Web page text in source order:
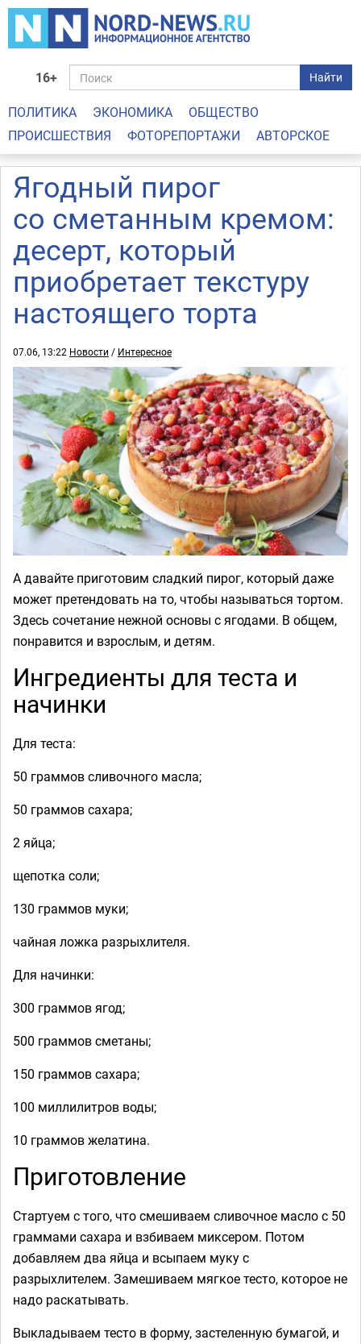
16+ Найти
ПОЛИТИКА ЭКОНОМИКА
ОБЩЕСТВО
ПРОИСШЕСТВИЯ
ФОТОРЕПОРТАЖИ АВТОРСКОЕ
Ягодный пирог
со сметанным кремом:
десерт, который
приобретает текстуру
настоящего торта
07.06, 13:22 Новости / Интересное
А давайте приготовим сладкий пирог, который даже
может претендовать на то, чтобы называться тортом.
Здесь сочетание нежной основы с ягодами. В общем,
понравится и взрослым, и детям.
Ингредиенты для теста и
начинки
Для теста:
50 граммов сливочного масла;
50 граммов сахара;
2 яйца;
щепотка соли;
130 граммов муки;
чайная ложка разрыхлителя.
Для начинки:
300 граммов ягод;
500 граммов сметаны;
150 граммов сахара;
100 миллилитров воды;
10 граммов желатина.
Приготовление
Стартуем с того, что смешиваем сливочное масло с 50
граммами сахара и взбиваем миксером. Потом
добавляем два яйца и всыпаем муку с
разрыхлителем. Замешиваем мягкое тесто, которое не
надо раскатывать.
Выкладываем тесто в форму, застеленную бумагой, и